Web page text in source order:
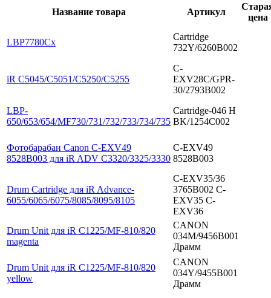
Название товара
Артикул
цена
LBP7780Cx
Cartridge
732Y/6260B002
iR C5045/C5051/C5250/C5255
C-
EXV28C/GPR-
30/2793B002
LBP-
650/653/654/MF730/731/732/733/734/735
Cartridge-046 H
BK/1254C002
Фотобарабан Canon C-EXV49
8528B003 для iR ADV C3320/3325/3330
C-EXV49
8528B003
Drum Cartridge для iR Advance-
6055/6065/6075/8085/8095/8105
C-EXV35/36
3765B002 C-
EXV35 C-
EXV36
Drum Unit для iR C1225/MF-810/820
magenta
CANON
034M/9456B001
Драмм
Drum Unit для iR C1225/MF-810/820
yellow
CANON
034Y/9455B001
Драмм